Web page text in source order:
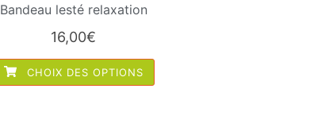
Bandeau lesté relaxation
16,00€
CHOIX DES OPTIONS